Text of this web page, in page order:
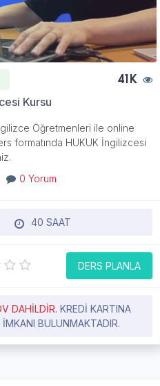
41K
Kursu
Öğretmenleri ile online
formatında HUKUK İngilizcesi
0 Yorum
40 SAAT
DERS PLANLA
DAHILDIR. KREDI KARTINA
BULUNMAKTADIR.